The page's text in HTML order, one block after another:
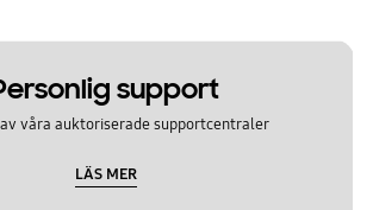
support
våra auktoriserade supportcentraler
LÄS MER